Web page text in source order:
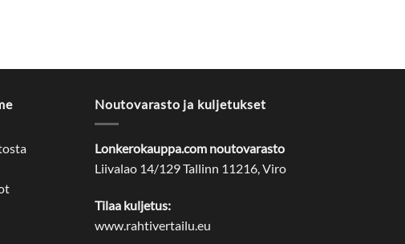
Noutovarasto ja kuljetukset
Lonkerokauppa.com noutovarasto
Liivalao 14/129 Tallinn 11216, Viro
Tilaa kuljetus:
www.rahtivertailu.eu